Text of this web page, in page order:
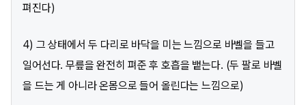
펴진다)
4) 그 상태에서 두 다리로 바닥을 미는 느낌으로 바벨을 들고
일어선다. 무릎을 완전히 펴준 후 호흡을 뱉는다. (두 팔로 바벨
을 드는 게 아니라 온몸으로 들어 올린다는 느낌으로)